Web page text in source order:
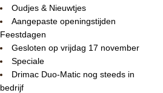
Oudjes & Nieuwtjes
Aangepaste openingstijden
Feestdagen
Gesloten op vrijdag 17 november
Speciale
Drimac Duo-Matic nog steeds in
bedrijf